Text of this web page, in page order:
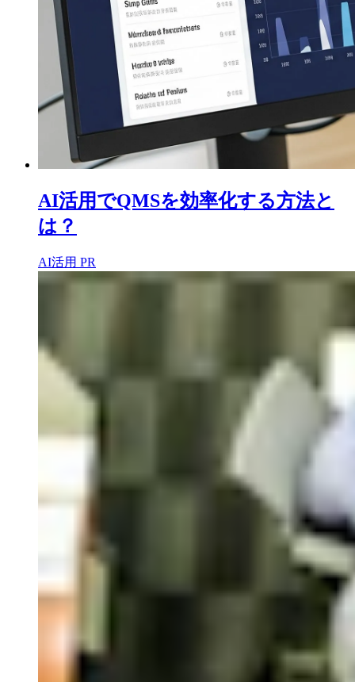
AI活用でQMSを効率化する方法と
は？
AI活用 PR